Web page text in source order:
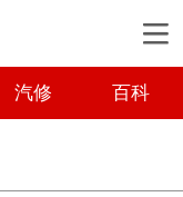
汽修 百科